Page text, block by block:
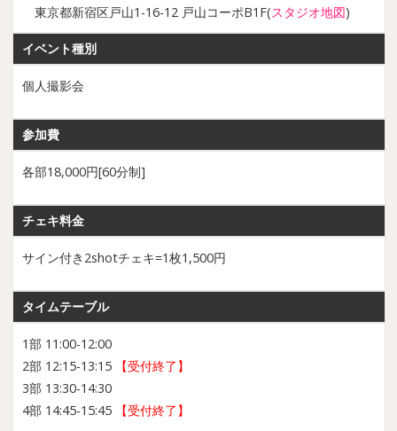
東京都新宿区戸山1-16-12 戸山コーポB1F(スタジオ地図)
イベント種別
個人撮影会
参加費
各部18,000円[60分制]
チェキ料金
サイン付き2shotチェキ=1枚1,500円
タイムテーブル
1部 11:00-12:00
2部 12:15-13:15
【受付終了】
3部 13:30-14:30
4部 14:45-15:45
【受付終了】